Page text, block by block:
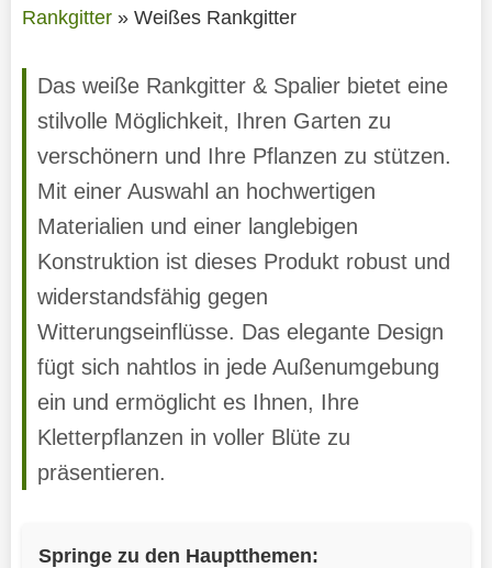
Rankgitter» Weißes Rankgitter
Das weiße Rankgitter & Spalier bietet eine
stilvolle Möglichkeit, Ihren Garten zu
verschönern und Ihre Pflanzen zu stützen.
Mit einer Auswahl an hochwertigen
Materialien und einer langlebigen
Konstruktion ist dieses Produkt robust und
widerstandsfähig gegen
Witterungseinflüsse. Das elegante Design
fügt sich nahtlos in jede Außenumgebung
ein und ermöglicht es Ihnen, Ihre
Kletterpflanzen in voller Blüte zu
präsentieren.
Springe zu den Hauptthemen: